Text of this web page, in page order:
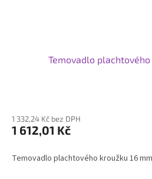
Temovadlo plachtového
1 332,24 Kč bez DPH
1 612,01 Kč
Temovadlo plachtového kroužku 16 mm